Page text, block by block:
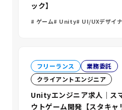
ック】
ゲーム Unity UI/UXデザイ
フリーランス
業務委託
クライアントエンジニア
Unityエンジニア求人｜ス
ウトゲーム開発【スタキャ